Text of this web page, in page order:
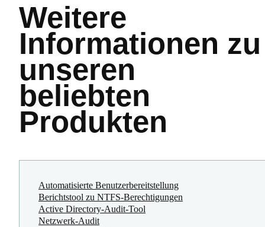
Weitere
Informationen zu
unseren
beliebten
Produkten
Automatisierte Benutzerbereitstellung
Berichtstool zu NTFS-Berechtigungen
Active Directory-Audit-Tool
Netzwerk-Audit